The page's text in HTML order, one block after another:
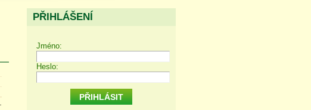
PŘIHLÁŠENÍ
Jméno:
Heslo: